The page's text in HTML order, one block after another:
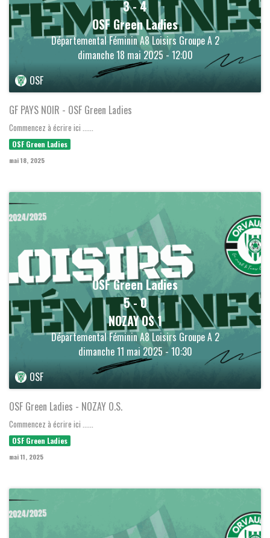
3-4
OSF Green Ladies
Départemental Féminin A8 Loisirs Groupe A 2
dimanche 18 mai 2025 - 12:00
OSF
GF PAYS NOIR - OSF Green Ladies
Commencez à écrire ici ......
OSF Green Ladies
mai 18, 2025
OSF Green Ladies
5-0
NOZAY OS 1
Départemental Féminin A8 Loisirs Groupe A 2
dimanche 11 mai 2025 - 10:30
OSF
OSF Green Ladies - NOZAY O.S.
Commencez à écrire ici ......
OSF Green Ladies
mai 11, 2025